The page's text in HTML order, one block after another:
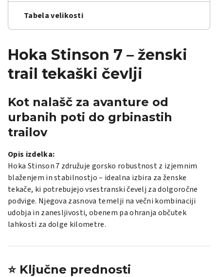
Tabela velikosti
Hoka Stinson 7 – ženski
trail tekaški čevlji
Kot nalašč za avanture od
urbanih poti do grbinastih
trailov
Opis izdelka:
Hoka Stinson 7 združuje gorsko robustnost z izjemnim
blaženjem in stabilnostjo – idealna izbira za ženske
tekače, ki potrebujejo vsestranski čevelj za dolgoročne
podvige. Njegova zasnova temelji na večni kombinaciji
udobja in zanesljivosti, obenem pa ohranja občutek
lahkosti za dolge kilometre.
⭐ Ključne prednosti